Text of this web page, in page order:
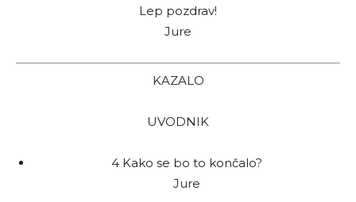
Lep pozdrav!
Jure
KAZALO
UVODNIK
4 Kako se bo to končalo?
Jure